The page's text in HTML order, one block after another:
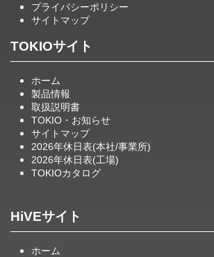
プライバシーポリシー
サイトマップ
TOKIOサイト
ホーム
製品情報
取扱説明書
TOKIO・お知らせ
サイトマップ
2026年休日表(本社/事業所)
2026年休日表(工場)
TOKIOカタログ
HiVEサイト
ホーム